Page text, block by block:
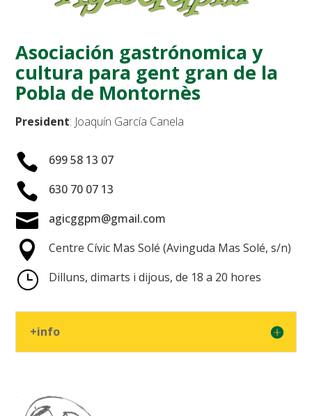
Asociación gastrónomica y
cultura para gent gran de la
Pobla de Montornès
President: Joaquín García Canela
 699 58 13 07
 630 70 07 13
 agicggpm@gmail.com
 Centre Cívic Mas Solé (Avinguda Mas Solé, s/n)
} Dilluns, dimarts i dijous, de 18 a 20 hores
+info